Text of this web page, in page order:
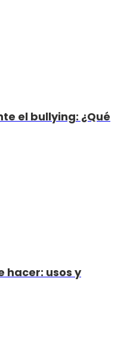
el bullying: ¿Qué
hacer: usos y